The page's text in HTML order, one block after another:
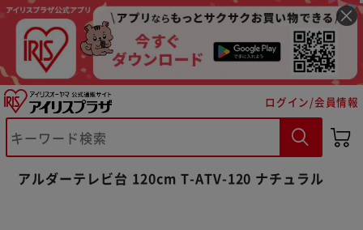
ログイン/会員情報
アルダーテレビ台 120cm T-ATV-120 ナチュラル